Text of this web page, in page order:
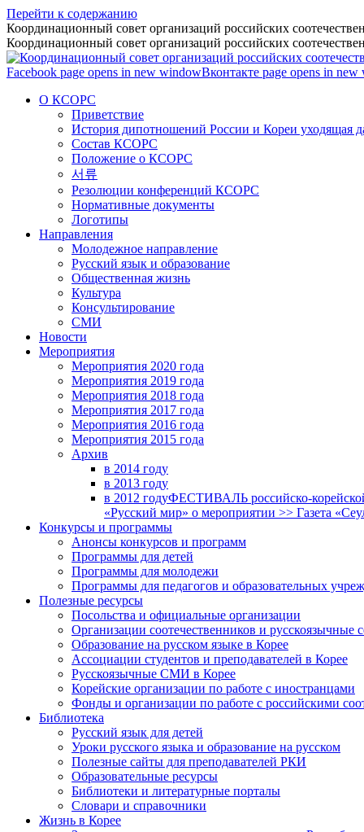
Перейти к содержанию
Координационный совет организаций российских
Координационный совет организаций российских
Facebook page opens in new windowВконтакте page opens in
О КСОРС
Приветствие
История дипотношений России и Кореи уходящая
Состав КСОРС
Положение о КСОРС
서류
Резолюции конференций КСОРС
Нормативные документы
Логотипы
Направления
Молодежное направление
Русский язык и образование
Общественная жизнь
Культура
Консультирование
СМИ
Новости
Мероприятия
Мероприятия 2020 года
Мероприятия 2019 года
Мероприятия 2018 годa
Мероприятия 2017 года
Мероприятия 2016 года
Мероприятия 2015 года
Архив
в 2014 году
в 2013 году
в 2012 годуФЕСТИВАЛЬ российско-
«Русский мир» о мероприятии >> Газета
Конкурсы и программы
Анонсы конкурсов и программ
Программы для детей
Программы для молодежи
Программы для педагогов и образовательных
Полезные ресурсы
Посольства и официальные организации
Организации соотечественников и русскоязычные
Образование на русском языке в Корее
Ассоциации студентов и преподавателей в Корее
Русскоязычные СМИ в Корее
Корейские организации по работе с иностранцами
Фонды и организации по работе с российскими
Библиотека
Русский язык для детей
Уроки русского языка и образование на русском
Полезные сайты для преподавателей РКИ
Образовательные ресурсы
Библиотеки и литературные порталы
Словари и справочники
Жизнь в Корее